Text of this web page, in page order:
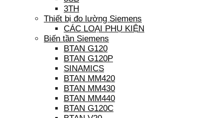
3TH
Thiết bị đo lường Siemens
CÁC LOẠI PHỤ KIỆN
Biến tần Siemens
BTAN G120
BTAN G120P
SINAMICS
BTAN MM420
BTAN MM430
BTAN MM440
BTAN G120C